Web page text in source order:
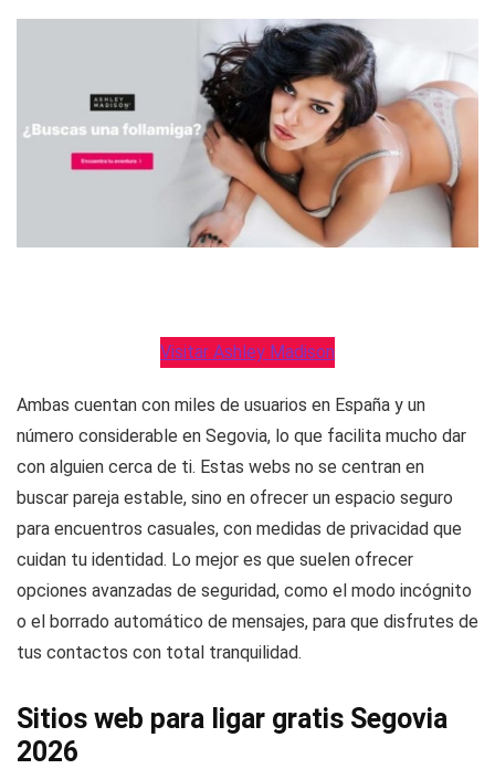
Visitar Ashley Madison
Ambas cuentan con miles de usuarios en España y un
número considerable en Segovia, lo que facilita mucho dar
con alguien cerca de ti. Estas webs no se centran en
buscar pareja estable, sino en ofrecer un espacio seguro
para encuentros casuales, con medidas de privacidad que
cuidan tu identidad. Lo mejor es que suelen ofrecer
opciones avanzadas de seguridad, como el modo incógnito
o el borrado automático de mensajes, para que disfrutes de
tus contactos con total tranquilidad.
Sitios web para ligar gratis Segovia
2026